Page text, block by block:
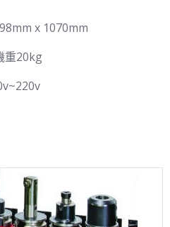
x 1070mm
重20kg